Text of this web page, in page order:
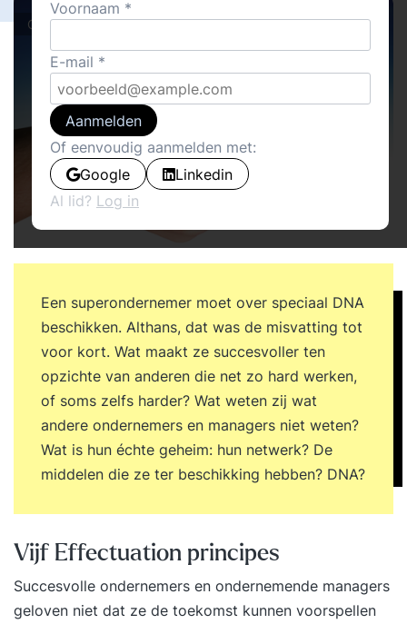
Cover stories · Boeken
Een superondernemer moet over speciaal DNA
beschikken. Althans, dat was de misvatting tot
voor kort. Wat maakt ze succesvoller ten
opzichte van anderen die net zo hard werken,
of soms zelfs harder? Wat weten zij wat
andere ondernemers en managers niet weten?
Wat is hun échte geheim: hun netwerk? De
middelen die ze ter beschikking hebben? DNA?
Vijf Effectuation principes
Succesvolle ondernemers en ondernemende managers
geloven niet dat ze de toekomst kunnen voorspellen
Voornaam
E-mail
Aanmelden
Of eenvoudig aanmelden met:
Google
Linkedin
Al lid? Log in